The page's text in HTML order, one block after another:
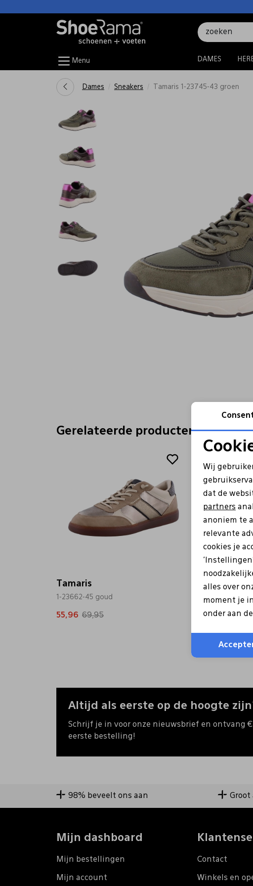
Menu DAMES
Dames Sneakers Tamaris 1-23745-43 groen
Gerelateerde producten
Tamaris
1-23662-45 goud
55,96 69,95
Sale
Tamaris
1-23723-44
79,96 99,95
Altijd als eerste op de hoogte
Schrijf je in voor onze nieuwsbrief en ontvang
eerste bestelling!
98% beveelt ons aan
Mijn dashboard
Mijn bestellingen
Mijn account
Contact
Winkels en
Wij
dat de
partners
anoniem te
relevante
cookies je
'Instellingen'
alles over
moment je
onder aan